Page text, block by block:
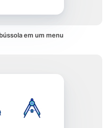
em um menu